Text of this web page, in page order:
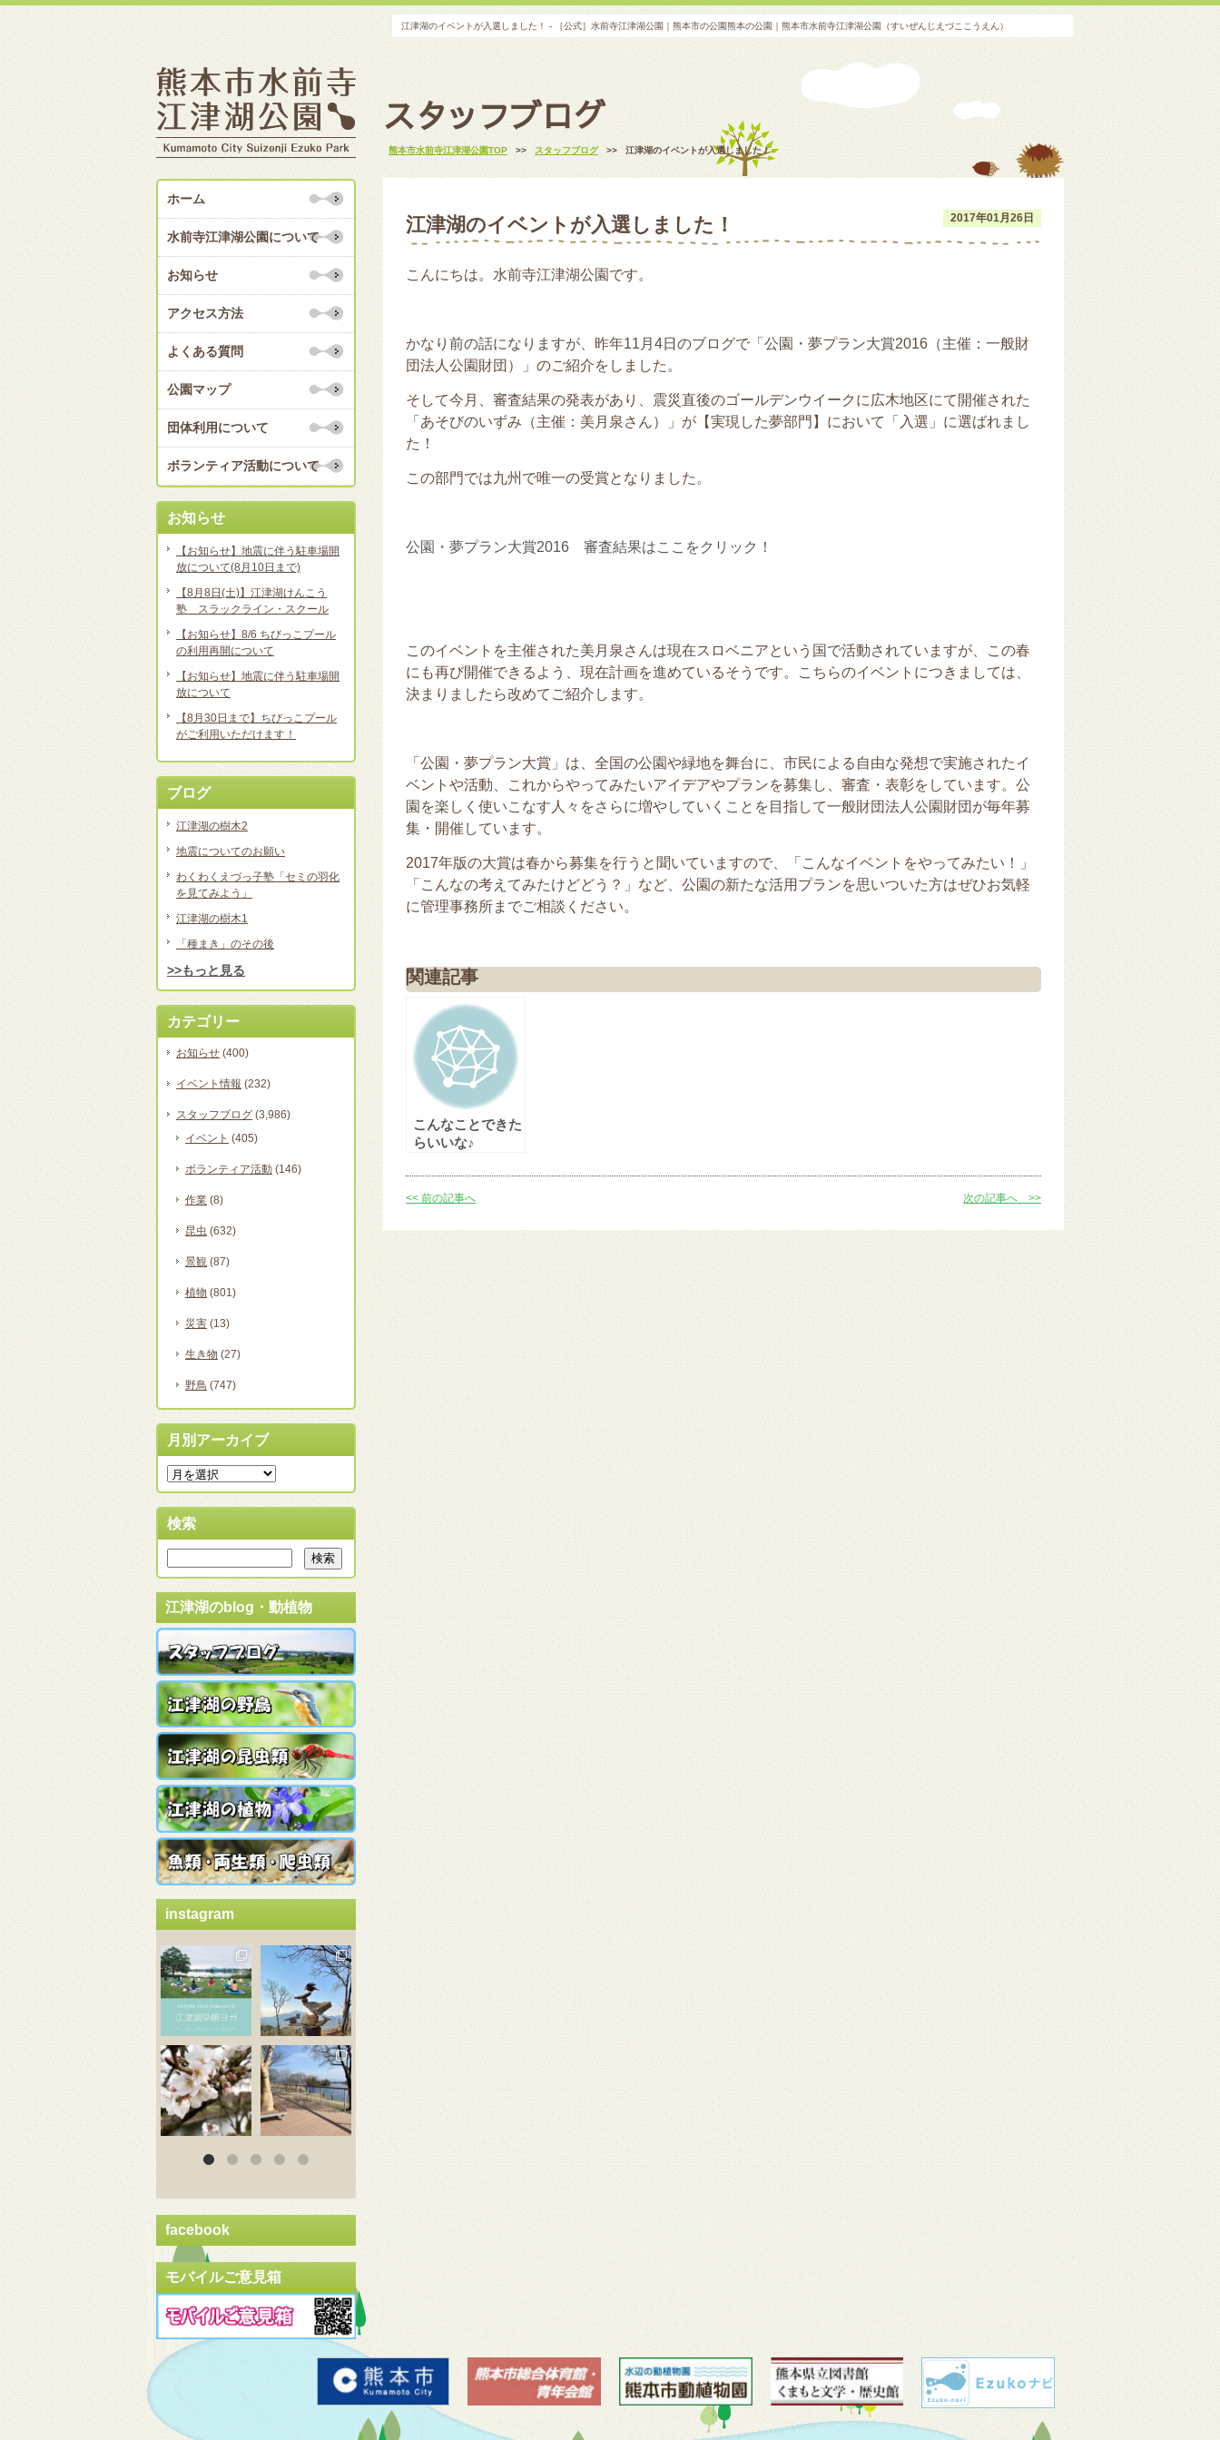
江津湖のイベントが入選しました！ - ［公式］水前寺江津湖公園｜熊本市の公園熊本の公園｜熊本市水前寺江津湖公園（すいぜんじえづここうえん）
スタッフブログ
熊本市水前寺江津湖公園TOP >> スタッフブログ >> 江津湖のイベントが入選しました！
2017年01月26日
江津湖のイベントが入選しました！
こんにちは。水前寺江津湖公園です。
かなり前の話になりますが、昨年11月4日のブログで「公園・夢プラン大賞2016（主催：一般財
団法人公園財団）」のご紹介をしました。
そして今月、審査結果の発表があり、震災直後のゴールデンウイークに広木地区にて開催された
「あそびのいずみ（主催：美月泉さん）」が【実現した夢部門】において「入選」に選ばれまし
た！
この部門では九州で唯一の受賞となりました。
公園・夢プラン大賞2016 審査結果はここをクリック！
このイベントを主催された美月泉さんは現在スロベニアという国で活動されていますが、この春
にも再び開催できるよう、現在計画を進めているそうです。こちらのイベントにつきましては、
決まりましたら改めてご紹介します。
「公園・夢プラン大賞」は、全国の公園や緑地を舞台に、市民による自由な発想で実施されたイ
ベントや活動、これからやってみたいアイデアやプランを募集し、審査・表彰をしています。公
園を楽しく使いこなす人々をさらに増やしていくことを目指して一般財団法人公園財団が毎年募
集・開催しています。
2017年版の大賞は春から募集を行うと聞いていますので、「こんなイベントをやってみたい！」
「こんなの考えてみたけどどう？」など、公園の新たな活用プランを思いついた方はぜひお気軽
に管理事務所までご相談ください。
関連記事
こんなことできた
らいいな♪
<< 前の記事へ 次の記事へ >>
ホーム
水前寺江津湖公園について
お知らせ
アクセス方法
よくある質問
公園マップ
団体利用について
ボランティア活動について
お知らせ
【お知らせ】地震に伴う駐車場開
放について(8月10日まで)
【8月8日(土)】江津湖けんこう
塾 スラックライン・スクール
【お知らせ】8/6 ちびっこプール
の利用再開について
【お知らせ】地震に伴う駐車場開
放について
【8月30日まで】ちびっこプール
がご利用いただけます！
ブログ
江津湖の樹木2
地震についてのお願い
わくわくえづっ子塾「セミの羽化
を見てみよう」
江津湖の樹木1
「種まき」のその後
>>もっと見る
カテゴリー
お知らせ (400)
イベント情報 (232)
スタッフブログ (3,986)
イベント (405)
ボランティア活動 (146)
作業 (8)
昆虫 (632)
景観 (87)
植物 (801)
災害 (13)
生き物 (27)
野鳥 (747)
月別アーカイブ
検索
江津湖のblog・動植物
instagram
3月 20
3月 18
3月 18
facebook
モバイルご意見箱